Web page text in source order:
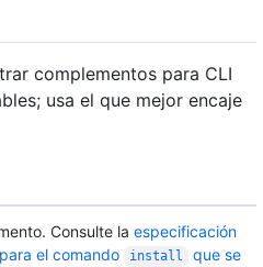
complementos para CLI
usa el que mejor encaje
Consulte la especificación
el comando
install
que se